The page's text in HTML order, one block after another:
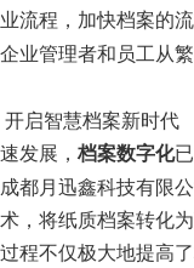
流程，加快档案的流
业管理者和员工从
启智慧档案新时代
发展， 档案数字化
都月迅鑫科技有限
，将纸质档案转化
程不仅极大地提高